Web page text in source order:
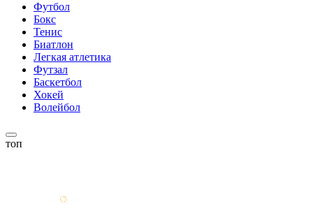
Футбол
Бокс
Тенис
Биатлон
Легкая атлетика
Футзал
Баскетбол
Хокей
Волейбол
топ